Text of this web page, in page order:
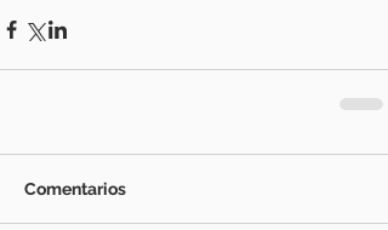
Comentarios